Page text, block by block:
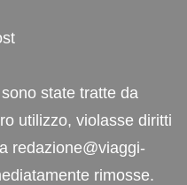
state tratte da
utilizzo, violasse diritti
redazione@viaggi-
rimosse.